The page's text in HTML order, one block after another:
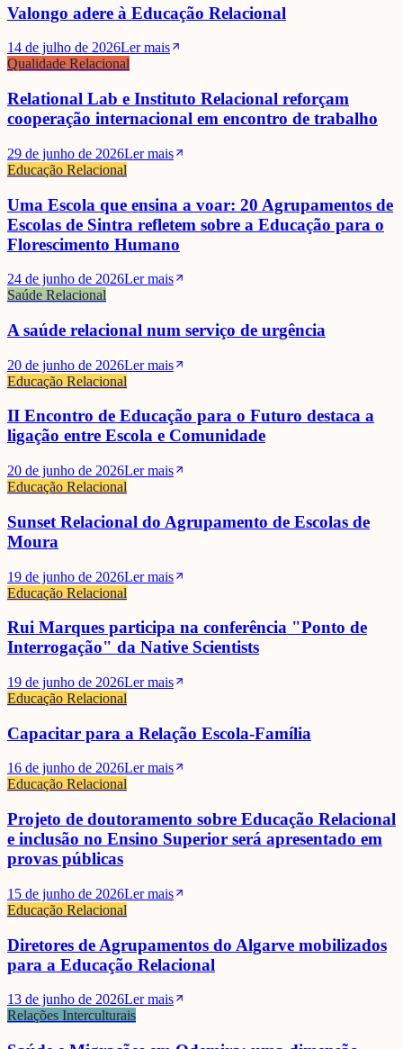
Valongo adere à Educação Relacional
14 de julho de 2026Ler mais
Qualidade Relacional
Relational Lab e Instituto Relacional reforçam
cooperação internacional em encontro de trabalho
29 de junho de 2026Ler mais
Educação Relacional
Uma Escola que ensina a voar: 20 Agrupamentos de
Escolas de Sintra refletem sobre a Educação para o
Florescimento Humano
24 de junho de 2026Ler mais
Saúde Relacional
A saúde relacional num serviço de urgência
20 de junho de 2026Ler mais
Educação Relacional
II Encontro de Educação para o Futuro destaca a
ligação entre Escola e Comunidade
20 de junho de 2026Ler mais
Educação Relacional
Sunset Relacional do Agrupamento de Escolas de
Moura
19 de junho de 2026Ler mais
Educação Relacional
Rui Marques participa na conferência "Ponto de
Interrogação" da Native Scientists
19 de junho de 2026Ler mais
Educação Relacional
Capacitar para a Relação Escola-Família
16 de junho de 2026Ler mais
Educação Relacional
Projeto de doutoramento sobre Educação Relacional
e inclusão no Ensino Superior será apresentado em
provas públicas
15 de junho de 2026Ler mais
Educação Relacional
Diretores de Agrupamentos do Algarve mobilizados
para a Educação Relacional
13 de junho de 2026Ler mais
Relações Interculturais